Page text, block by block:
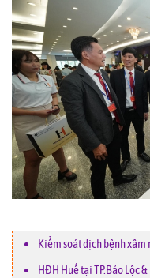
Kiểm soát dịch bệnh
HĐH Huế tại TP.Bảo Lộc